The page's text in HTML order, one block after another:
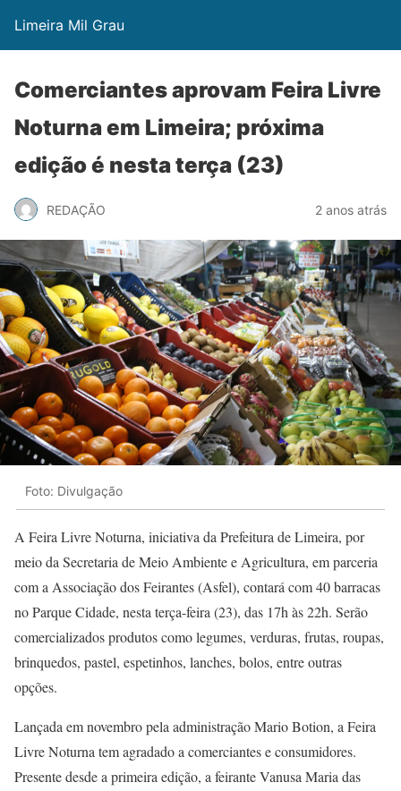
Limeira Mil Grau
Comerciantes aprovam Feira Livre
Noturna em Limeira; próxima
edição é nesta terça (23)
REDAÇÃO 2 anos atrás
Foto: Divulgação
A Feira Livre Noturna, iniciativa da Prefeitura de Limeira, por
meio da Secretaria de Meio Ambiente e Agricultura, em parceria
com a Associação dos Feirantes (Asfel), contará com 40 barracas
no Parque Cidade, nesta terça-feira (23), das 17h às 22h. Serão
comercializados produtos como legumes, verduras, frutas, roupas,
brinquedos, pastel, espetinhos, lanches, bolos, entre outras
opções.
Lançada em novembro pela administração Mario Botion, a Feira
Livre Noturna tem agradado a comerciantes e consumidores.
Presente desde a primeira edição, a feirante Vanusa Maria das